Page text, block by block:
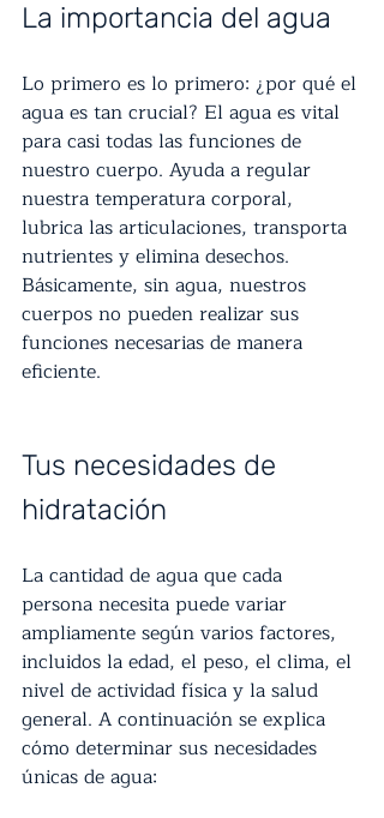
La importancia del agua
Lo primero es lo primero: ¿por qué el
agua es tan crucial? El agua es vital
para casi todas las funciones de
nuestro cuerpo. Ayuda a regular
nuestra temperatura corporal,
lubrica las articulaciones, transporta
nutrientes y elimina desechos.
Básicamente, sin agua, nuestros
cuerpos no pueden realizar sus
funciones necesarias de manera
eficiente.
Tus necesidades de
hidratación
La cantidad de agua que cada
persona necesita puede variar
ampliamente según varios factores,
incluidos la edad, el peso, el clima, el
nivel de actividad física y la salud
general. A continuación se explica
cómo determinar sus necesidades
únicas de agua: